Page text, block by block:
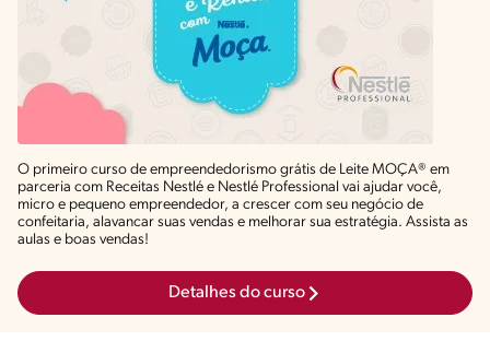
O primeiro curso de empreendedorismo grátis de Leite MOÇA® em
parceria com Receitas Nestlé e Nestlé Professional vai ajudar você,
micro e pequeno empreendedor, a crescer com seu negócio de
confeitaria, alavancar suas vendas e melhorar sua estratégia. Assista as
aulas e boas vendas!
Detalhes do curso